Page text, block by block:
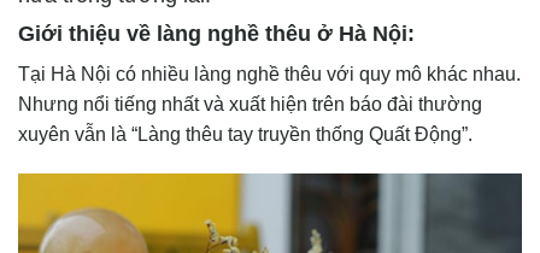
Giới thiệu về làng nghề thêu ở Hà Nội:
Tại Hà Nội có nhiều làng nghề thêu với quy mô khác nhau.
Nhưng nổi tiếng nhất và xuất hiện trên báo đài thường
xuyên vẫn là “Làng thêu tay truyền thống Quất Động”.